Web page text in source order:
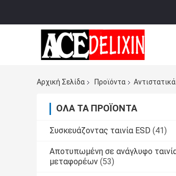
Αρχική Σελίδα
Προϊόντα
ΌΛΑ ΤΑ ΠΡΟΪΌΝΤΑ
Συσκευάζοντας ταινία ESD (41)
Αποτυπωμένη σε ανάγλυφο
μεταφορέων (53)